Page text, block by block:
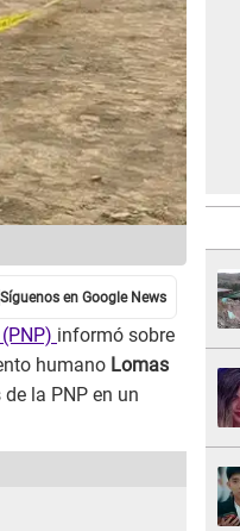
informó sobre
humano Lomas
la PNP en un